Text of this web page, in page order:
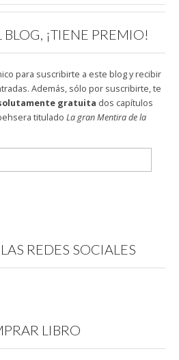
BLOG, ¡TIENE PREMIO!
para suscribirte a este blog y recibir
Además, sólo por suscribirte, te
gratuita dos capítulos
titulado La gran Mentira de la
REDES SOCIALES
LIBRO